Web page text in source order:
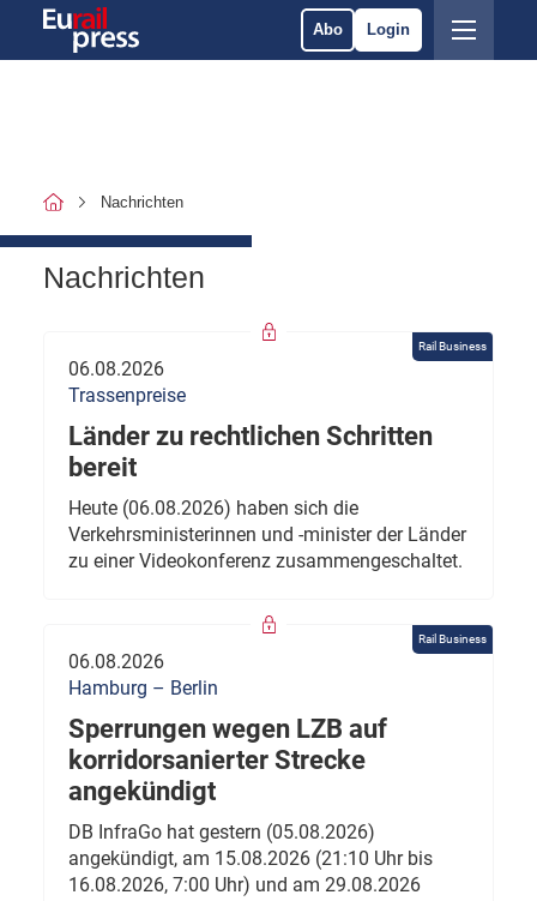
Abo Login
Nachrichten
Nachrichten
Rail Business
06.08.2026
Trassenpreise
Länder zu rechtlichen Schritten
bereit
Heute (06.08.2026) haben sich die
Verkehrsministerinnen und -minister der Länder
zu einer Videokonferenz zusammengeschaltet.
Rail Business
06.08.2026
Hamburg – Berlin
Sperrungen wegen LZB auf
korridorsanierter Strecke
angekündigt
DB InfraGo hat gestern (05.08.2026)
angekündigt, am 15.08.2026 (21:10 Uhr bis
16.08.2026, 7:00 Uhr) und am 29.08.2026